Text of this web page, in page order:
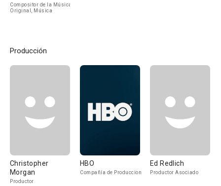
Compositor de la Música
Original, Música
Producción
Christopher
Morgan
Productor
HBO
Compañía de Produccion
Ed Redlich
Productor Asociado